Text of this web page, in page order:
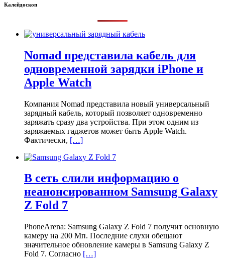
Калейдоскоп
Nomad представила кабель для
одновременной зарядки iPhone и
Apple Watch
Компания Nomad представила новый универсальный
зарядный кабель, который позволяет одновременно
заряжать сразу два устройства. При этом одним из
заряжаемых гаджетов может быть Apple Watch.
Фактически, […]
В сеть слили информацию о
неанонсированном Samsung Galaxy
Z Fold 7
PhoneArena: Samsung Galaxy Z Fold 7 получит основную
камеру на 200 Мп. Последние слухи обещают
значительное обновление камеры в Samsung Galaxy Z
Fold 7. Согласно […]